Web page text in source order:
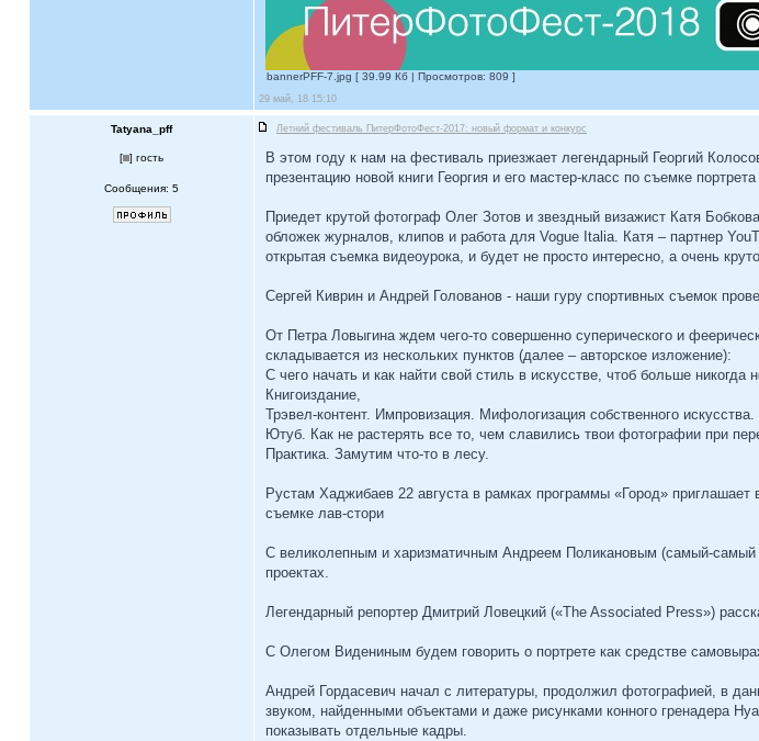
bannerPFF-7.jpg [ 39.99 Кб | Просмотров: 809 ]
29 май, 18 15:10
Tatyana_pff Летний фестиваль ПитерФотоФест-2017: новый формат и конкурс
[ ] гость
Сообщения: 5
В этом году к нам на фестиваль приезжает легендарный Георгий
презентацию новой книги Георгия и его мастер-класс по съемке
Приедет крутой фотограф Олег Зотов и звездный визажист Катя
обложек журналов, клипов и работа для Vogue Italia. Катя – партнер
открытая съемка видеоурока, и будет не просто интересно, а очень
Сергей Киврин и Андрей Голованов - наши гуру спортивных съемок
От Петра Ловыгина ждем чего-то совершенно суперического и
складывается из нескольких пунктов (далее – авторское изложение):
С чего начать и как найти свой стиль в искусстве, чтоб больше
Книгоиздание,
Трэвел-контент. Импровизация. Мифологизация собственного искусства.
Ютуб. Как не растерять все то, чем славились твои фотографии при
Практика. Замутим что-то в лесу.
Рустам Хаджибаев 22 августа в рамках программы «Город»
съемке лав-стори
С великолепным и харизматичным Андреем Поликановым (самый-
проектах.
Легендарный репортер Дмитрий Ловецкий («The Associated Press»)
С Олегом Видениным будем говорить о портрете как средстве
Андрей Гордасевич начал с литературы, продолжил фотографией, в
звуком, найденными объектами и даже рисунками конного гренадера
показывать отдельные кадры.